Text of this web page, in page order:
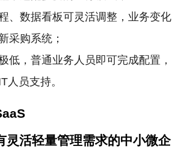
、数据看板可灵活调整，业务变化
采购系统；
低，普通业务人员即可完成配置，
人员支持。
灵活轻量管理需求的中小微企